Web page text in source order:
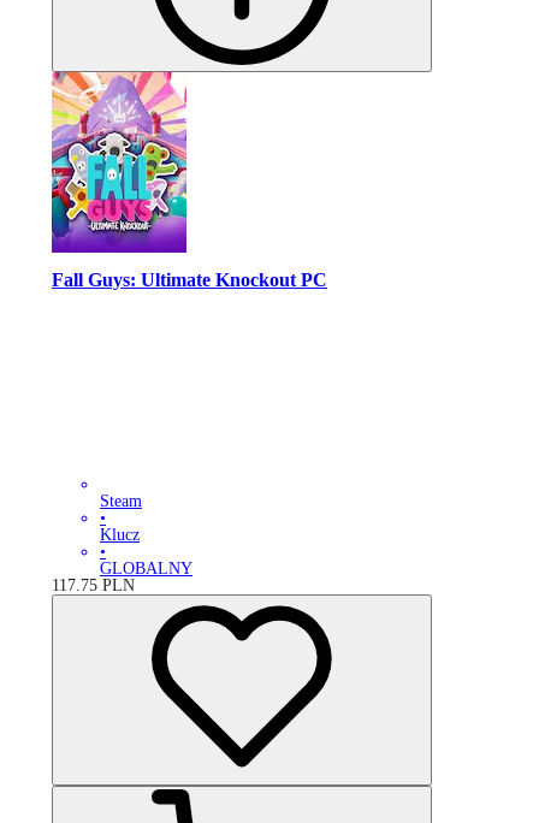
Fall Guys: Ultimate Knockout PC
Steam
•
Klucz
•
GLOBALNY
117.75 PLN